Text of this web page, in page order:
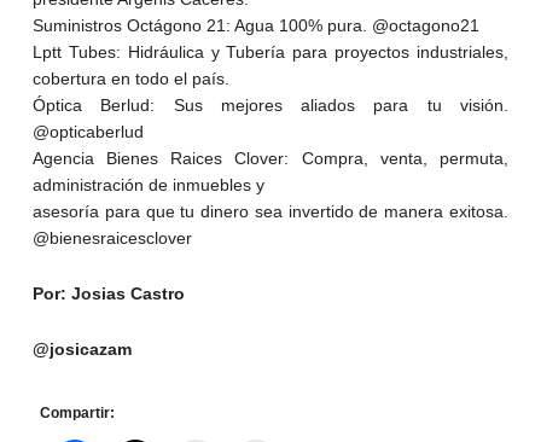
Suministros Octágono 21: Agua 100% pura. @octagono21
Lptt Tubes: Hidráulica y Tubería para proyectos industriales,
cobertura en todo el país.
Óptica Berlud: Sus mejores aliados para tu visión.
@opticaberlud
Agencia Bienes Raices Clover: Compra, venta, permuta,
administración de inmuebles y
asesoría para que tu dinero sea invertido de manera exitosa.
@bienesraicesclover
Por: Josias Castro
@josicazam
Compartir: